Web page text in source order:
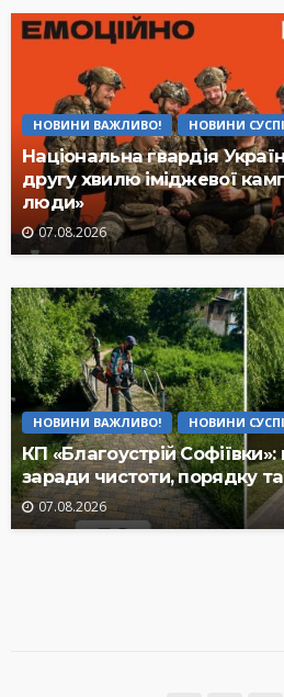
НОВИНИ ВАЖЛИВО! НОВИНИ
Національна гвардія
другу хвилю іміджевої
люди»
07.08.2026
НОВИНИ ВАЖЛИВО! НОВИНИ
КП «Благоустрій
заради чистоти, порядку
07.08.2026